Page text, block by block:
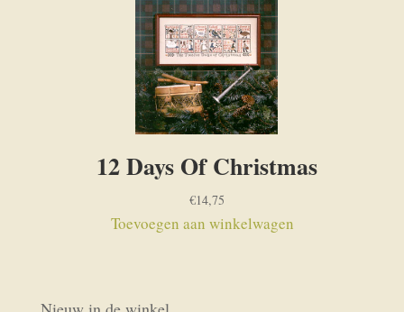
12 Days Of Christmas
€14,75
Toevoegen aan winkelwagen